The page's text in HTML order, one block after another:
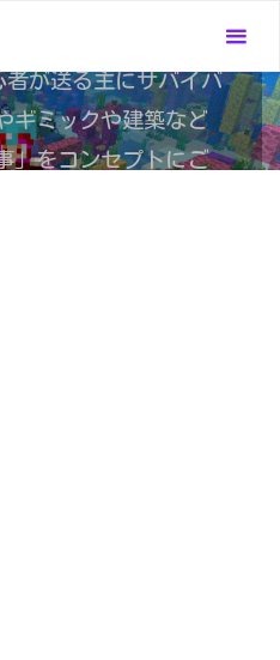
く
が送る主にサバイバ
ギミックや建築など
」をコンセプトにご